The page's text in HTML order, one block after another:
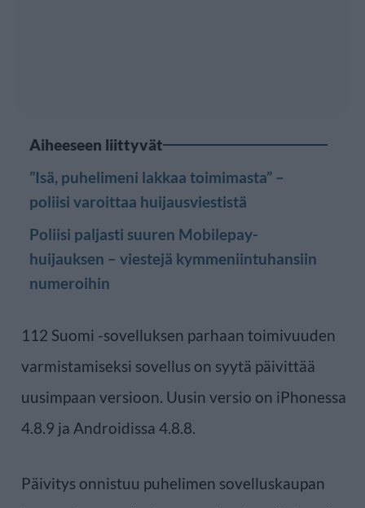
Aiheeseen liittyvät
”Isä, puhelimeni lakkaa toimimasta” –
poliisi varoittaa huijausviestistä
Poliisi paljasti suuren Mobilepay-
huijauksen – viestejä kymmeniintuhansiin
numeroihin
112 Suomi -sovelluksen parhaan toimivuuden
varmistamiseksi sovellus on syytä päivittää
uusimpaan versioon. Uusin versio on iPhonessa
4.8.9 ja Androidissa 4.8.8.
Päivitys onnistuu puhelimen sovelluskaupan